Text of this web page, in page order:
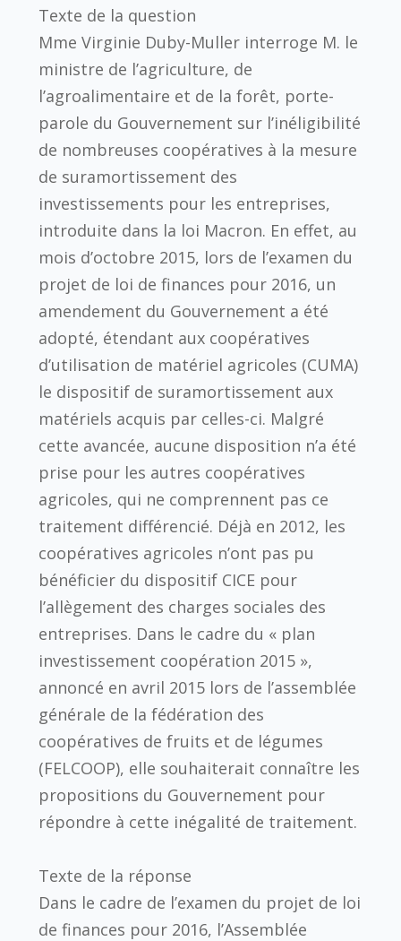
Texte de la question
Mme Virginie Duby-Muller interroge M. le
ministre de l’agriculture, de
l’agroalimentaire et de la forêt, porte-
parole du Gouvernement sur l’inéligibilité
de nombreuses coopératives à la mesure
de suramortissement des
investissements pour les entreprises,
introduite dans la loi Macron. En effet, au
mois d’octobre 2015, lors de l’examen du
projet de loi de finances pour 2016, un
amendement du Gouvernement a été
adopté, étendant aux coopératives
d’utilisation de matériel agricoles (CUMA)
le dispositif de suramortissement aux
matériels acquis par celles-ci. Malgré
cette avancée, aucune disposition n’a été
prise pour les autres coopératives
agricoles, qui ne comprennent pas ce
traitement différencié. Déjà en 2012, les
coopératives agricoles n’ont pas pu
bénéficier du dispositif CICE pour
l’allègement des charges sociales des
entreprises. Dans le cadre du « plan
investissement coopération 2015 »,
annoncé en avril 2015 lors de l’assemblée
générale de la fédération des
coopératives de fruits et de légumes
(FELCOOP), elle souhaiterait connaître les
propositions du Gouvernement pour
répondre à cette inégalité de traitement.
Texte de la réponse
Dans le cadre de l’examen du projet de loi
de finances pour 2016, l’Assemblée